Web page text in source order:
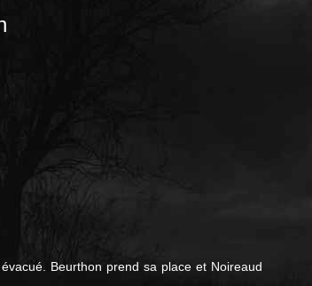
Beurthon prend sa place et Noireaud